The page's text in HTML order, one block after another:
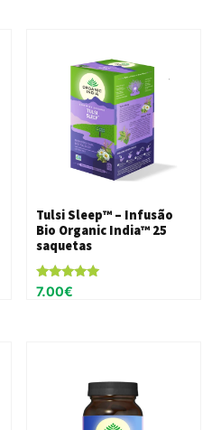
Tulsi Sleep™ – Infusão
Bio Organic India™ 25
saquetas
Avaliação
5.00
7.00€